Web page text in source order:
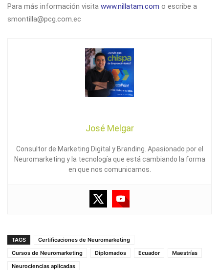
Para más información visita www.nillatam.com o escribe a
smontilla@pcg.com.ec
José Melgar
Consultor de Marketing Digital y Branding. Apasionado por el
Neuromarketing y la tecnología que está cambiando la forma
en que nos comunicamos.
TAGS
Certificaciones de Neuromarketing
Cursos de Neuromarketing
Diplomados Ecuador
Maestrías
Neurociencias aplicadas